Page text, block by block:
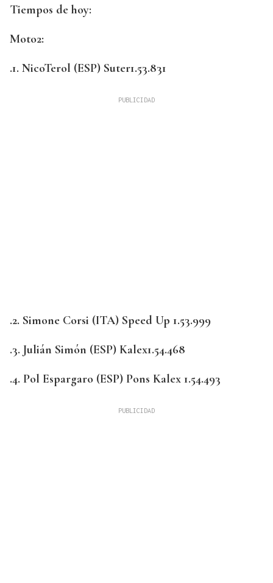
Tiempos de hoy:
Moto2:
.1. NicoTerol (ESP) Suter1.53.831
.2. Simone Corsi (ITA) Speed Up 1.53.999
.3. Julián Simón (ESP) Kalex1.54.468
.4. Pol Espargaro (ESP) Pons Kalex 1.54.493